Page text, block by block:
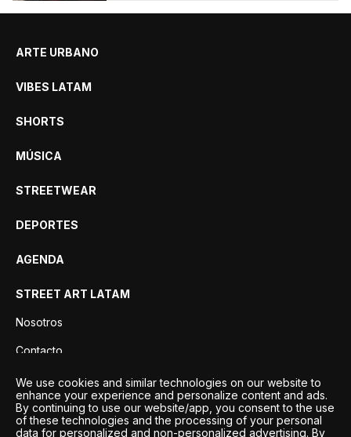
ARTE URBANO
VIBES LATAM
SHORTS
MÚSICA
STREETWEAR
DEPORTES
AGENDA
STREET ART LATAM
Nosotros
Contacto
Privacidad
We use cookies and similar technologies on our website to
enhance your experience and personalize content and ads.
By continuing to use our website/app, you consent to the use
of these technologies and the processing of your personal
data for personalized and non-personalized advertising. By